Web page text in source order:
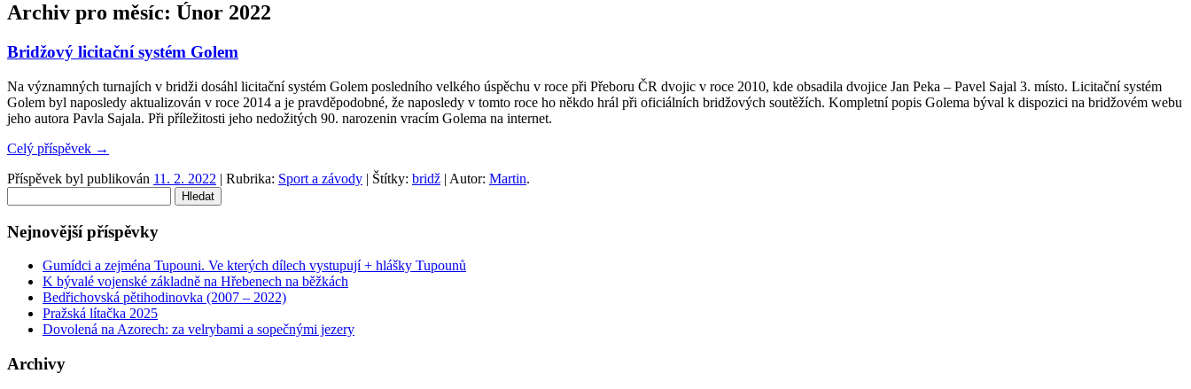
Archiv pro měsíc: Únor 2022
Bridžový licitační systém Golem
Na významných turnajích v bridži dosáhl licitační systém Golem posledního velkého úspěchu v roce při Přeboru ČR dvojic v roce 2010, kde obsadila dvojice Jan Peka – Pavel Sajal 3. místo. Licitační systém
Golem byl naposledy aktualizován v roce 2014 a je pravděpodobné, že naposledy v tomto roce ho někdo hrál při oficiálních bridžových soutěžích. Kompletní popis Golema býval k dispozici na bridžovém webu
jeho autora Pavla Sajala. Při příležitosti jeho nedožitých 90. narozenin vracím Golema na internet.
Celý příspěvek →
Příspěvek byl publikován 11. 2. 2022 | Rubrika: Sport a závody | Štítky: bridž | Autor: Martin.
Nejnovější příspěvky
Gumídci a zejména Tupouni. Ve kterých dílech vystupují + hlášky Tupounů
K bývalé vojenské základně na Hřebenech na běžkách
Bedřichovská pětihodinovka (2007 – 2022)
Pražská lítačka 2025
Dovolená na Azorech: za velrybami a sopečnými jezery
Archivy